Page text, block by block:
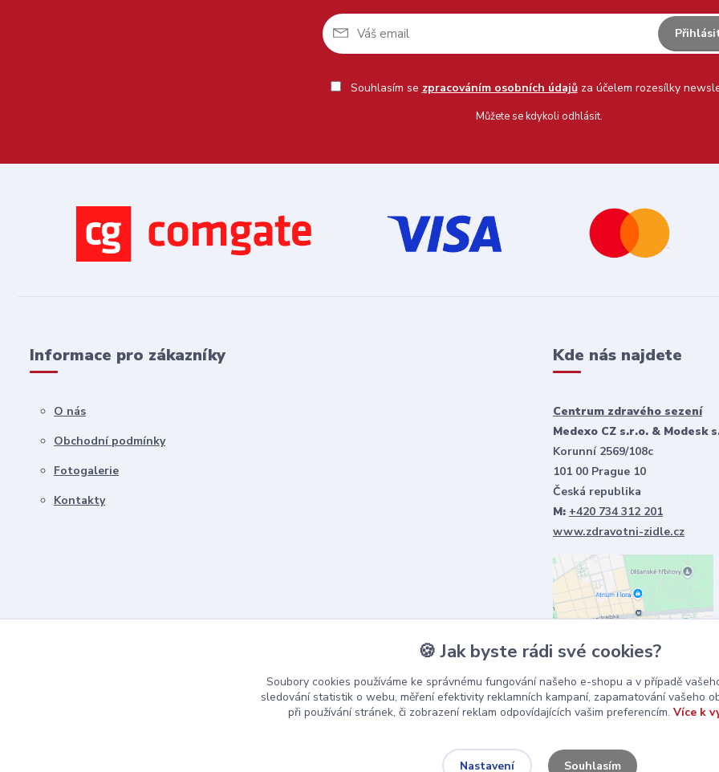
Souhlasím se zpracováním osobních údajůza účelem rozesílky
Můžete se kdykoli odhlásit.
Informace pro zákazníky
O nás
Obchodní podmínky
Fotogalerie
Kontakty
Kde nás najdete
Centrum zdravého sezení
Medexo CZ s.r.o. & Modesk
Korunní 2569/108c
101 00 Prague 10
Česká republika
M: +420 734 312 201
www.zdravotni-zidle.cz
🍪 Jak byste rádi své cookies?
Soubory cookies používáme ke správnému fungování našeho e-shopu a v případě
sledování statistik o webu, měření efektivity reklamních kampaní, zapamatování vašeho
při používání stránek, či zobrazení reklam odpovídajících vašim preferencím. Více k
Nastavení Souhlasím